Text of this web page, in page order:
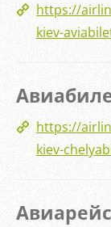
https://
kiev-
https://
kiev-